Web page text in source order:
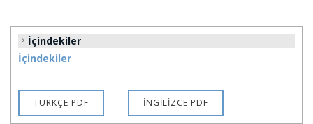
İçindekiler
İçindekiler
TÜRKÇE PDF İNGİLİZCE PDF